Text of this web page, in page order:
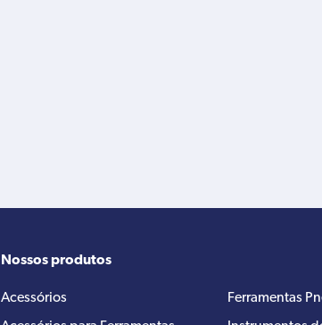
Nossos produtos
Acessórios
Ferramentas